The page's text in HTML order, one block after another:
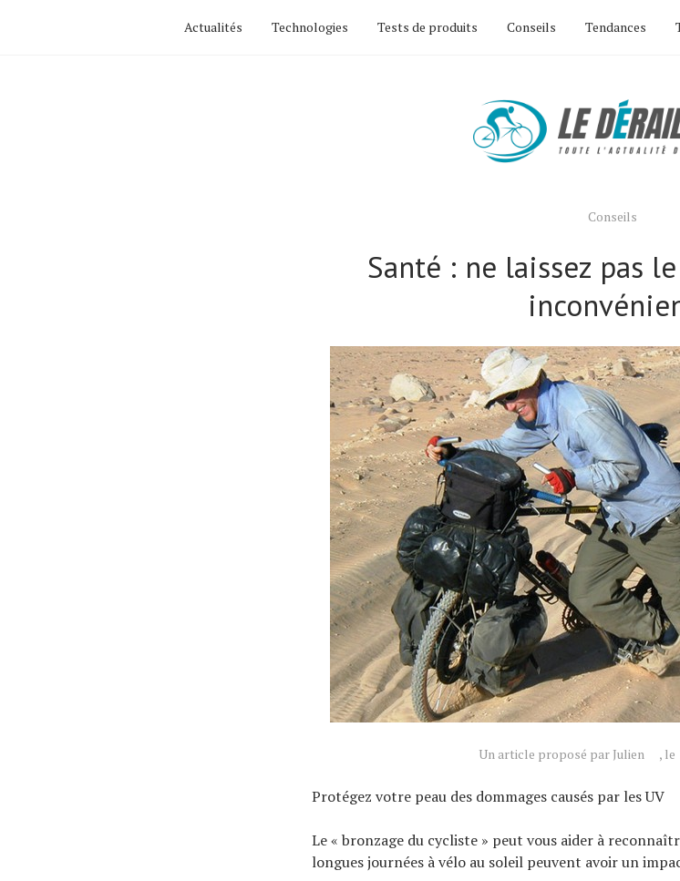
Actualités Technologies Tests de produits Conseils Tendances
Conseils
Santé : ne laissez pas
Un article proposé par Julien , le
Protégez votre peau des dommages causés par les UV
Le « bronzage du cycliste » peut vous aider à
longues journées à vélo au soleil peuvent avoir un